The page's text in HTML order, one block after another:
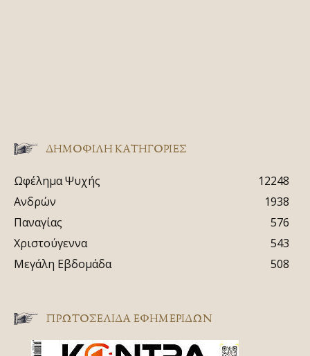
ΔΗΜΟΦΙΛΗ ΚΑΤΗΓΟΡΙΕΣ
Ωφέλημα Ψυχής
12248
Ανδρών
1938
Παναγίας
576
Χριστούγεννα
543
Μεγάλη Εβδομάδα
508
ΠΡΩΤΟΣΈΛΙΔΑ ΕΦΗΜΕΡΊΔΩΝ